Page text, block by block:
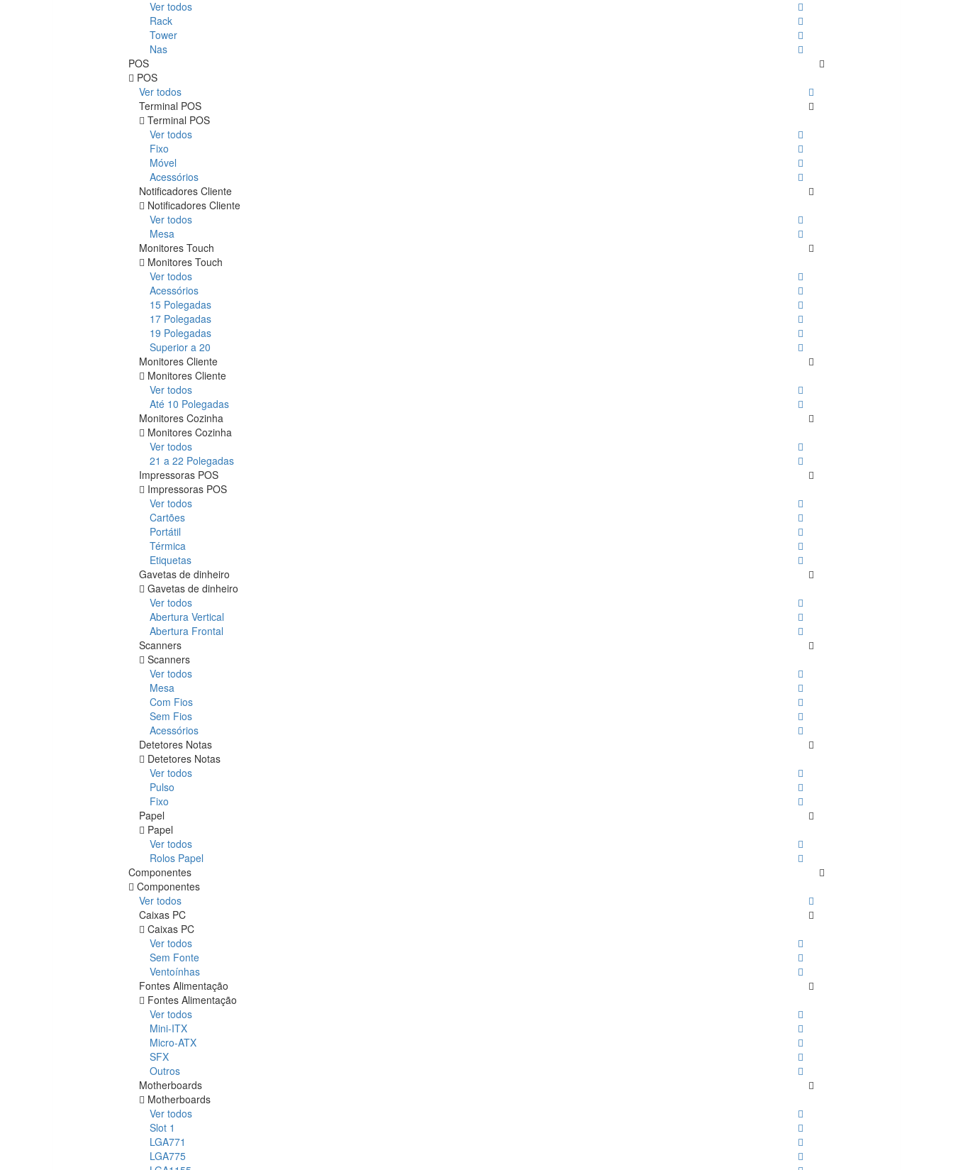
Ver todos
Rack
Tower
Nas
POS
POS
Ver todos
Terminal POS
Terminal POS
Ver todos
Fixo
Móvel
Acessórios
Notificadores Cliente
Notificadores Cliente
Ver todos
Mesa
Monitores Touch
Monitores Touch
Ver todos
Acessórios
15 Polegadas
17 Polegadas
19 Polegadas
Superior a 20
Monitores Cliente
Monitores Cliente
Ver todos
Até 10 Polegadas
Monitores Cozinha
Monitores Cozinha
Ver todos
21 a 22 Polegadas
Impressoras POS
Impressoras POS
Ver todos
Cartões
Portátil
Térmica
Etiquetas
Gavetas de dinheiro
Gavetas de dinheiro
Ver todos
Abertura Vertical
Abertura Frontal
Scanners
Scanners
Ver todos
Mesa
Com Fios
Sem Fios
Acessórios
Detetores Notas
Detetores Notas
Ver todos
Pulso
Fixo
Papel
Papel
Ver todos
Rolos Papel
Componentes
Componentes
Ver todos
Caixas PC
Caixas PC
Ver todos
Sem Fonte
Ventoínhas
Fontes Alimentação
Fontes Alimentação
Ver todos
Mini-ITX
Micro-ATX
SFX
Outros
Motherboards
Motherboards
Ver todos
Slot 1
LGA771
LGA775